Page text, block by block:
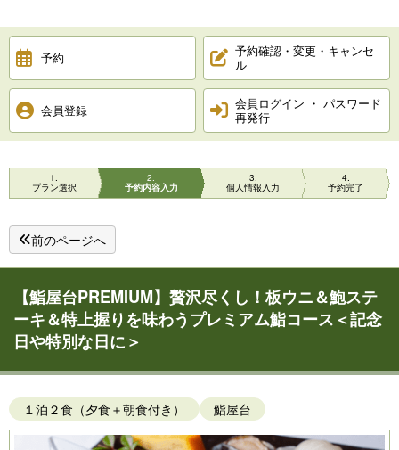
予約
予約確認・変更・キャンセ
ル
会員登録
会員ログイン ・ パスワード
再発行
1
プラン選択
2
予約内容入力
3
個人情報入力
4
予約完了
前のページへ
【鮨屋台PREMIUM】贅沢尽くし！板ウニ＆鮑ステ
ーキ＆特上握りを味わうプレミアム鮨コース＜記念
日や特別な日に＞
１泊２食（夕食＋朝食付き） 鮨屋台